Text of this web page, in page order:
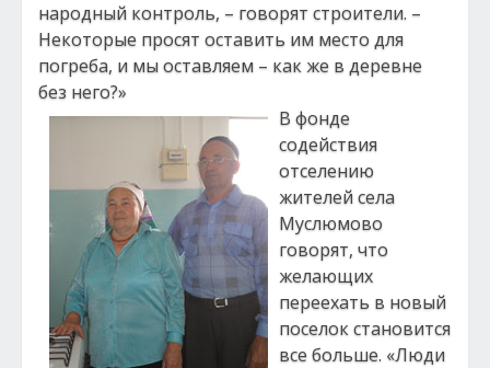
народный контроль, – говорят строители. –
Некоторые просят оставить им место для
погреба, и мы оставляем – как же в деревне
без него?»
В фонде
содействия
отселению
жителей села
Муслюмово
говорят, что
желающих
переехать в новый
поселок становится
все больше. «Люди